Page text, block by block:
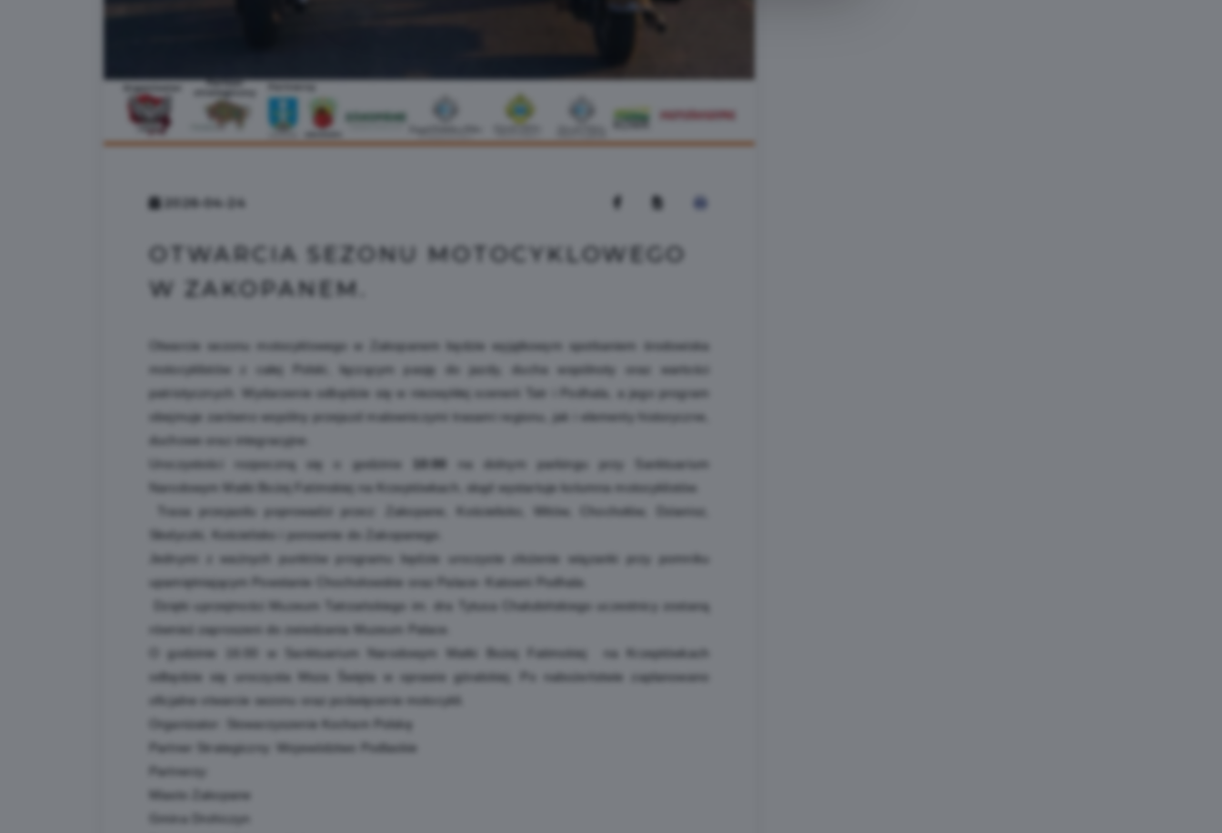
2026-04-24
OTWARCIA SEZONU MOTOCYKLOWEGO
W ZAKOPANEM.
Otwarcie sezonu motocyklowego w Zakopanem będzie wyjątkowym spotkaniem środowiska
motocyklistów z całej Polski, łączącym pasję do jazdy, ducha wspólnoty oraz wartości
patriotycznych. Wydarzenie odbędzie się w niezwykłej scenerii Tatr i Podhala, a jego program
obejmuje zarówno wspólny przejazd malowniczymi trasami regionu, jak i elementy historyczne,
duchowe oraz integracyjne.
Uroczystości rozpoczną się o godzinie
10:00
na dolnym parkingu przy Sanktuarium
Narodowym Matki Bożej Fatimskiej na Krzeptówkach, skąd wystartuje kolumna motocyklistów.
Trasa przejazdu poprowadzi przez: Zakopane, Kościelisko, Witów, Chochołów, Dzianisz,
Słodyczki, Kościelisko i ponownie do Zakopanego.
Jednymi z ważnych punktów programu będzie uroczyste złożenie wiązanki przy pomniku
upamiętniającym Powstanie Chochołowskie oraz Palace- Katowni Podhala.
Dzięki uprzejmości Muzeum Tatrzańskiego im. dra Tytusa Chałubińskiego uczestnicy zostaną
również zaproszeni do zwiedzania Muzeum Palace.
O godzinie 16:00 w Sanktuarium Narodowym Matki Bożej Fatimskiej na Krzeptówkach
odbędzie się uroczysta Msza Święta w oprawie góralskiej. Po nabożeństwie zaplanowano
oficjalne otwarcie sezonu oraz poświęcenie motocykli.
Organizator: Stowarzyszenie Kocham Polskę
Partner Strategiczny: Województwo Podlaskie
Partnerzy:
Miasto Zakopane
Gmina Drohiczyn